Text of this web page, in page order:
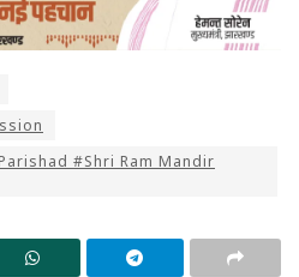
#Shri Ram Mandir